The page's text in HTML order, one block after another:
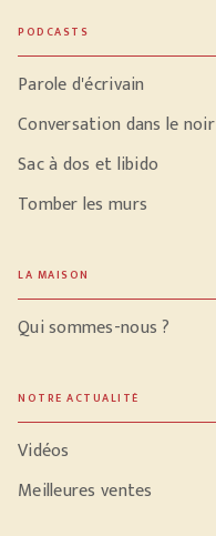
PODCASTS
Parole d'écrivain
Conversation dans le noir
Sac à dos et libido
Tomber les murs
LA MAISON
Qui sommes-nous ?
NOTRE ACTUALITÉ
Vidéos
Meilleures ventes